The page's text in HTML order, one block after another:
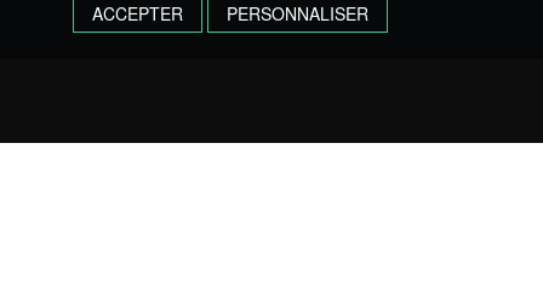
ACCEPTER PERSONNALISER